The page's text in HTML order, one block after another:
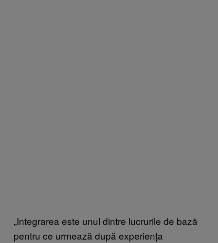
„Integrarea este unul dintre lucrurile de bază
pentru ce urmează după experiența